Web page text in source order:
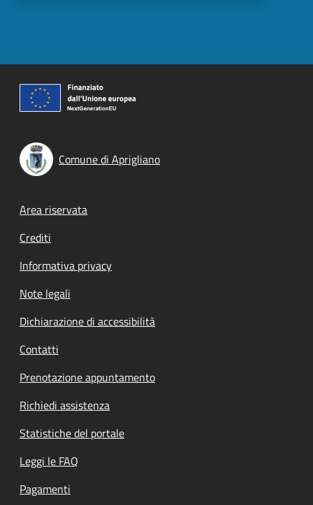
Comune di Aprigliano
Footer menu
Area riservata
Crediti
Informativa privacy
Note legali
Dichiarazione di accessibilità
Contatti
Prenotazione appuntamento
Richiedi assistenza
Statistiche del portale
Leggi le FAQ
Pagamenti